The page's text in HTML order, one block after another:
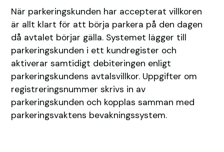
När parkeringskunden har accepterat villkoren
är allt klart för att börja parkera på den dagen
då avtalet börjar gälla. Systemet lägger till
parkeringskunden i ett kundregister och
aktiverar samtidigt debiteringen enligt
parkeringskundens avtalsvillkor. Uppgifter om
registreringsnummer skrivs in av
parkeringskunden och kopplas samman med
parkeringsvaktens bevakningssystem.